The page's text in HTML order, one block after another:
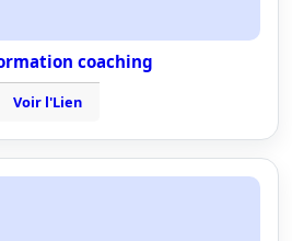
coaching
Voir l'Lien